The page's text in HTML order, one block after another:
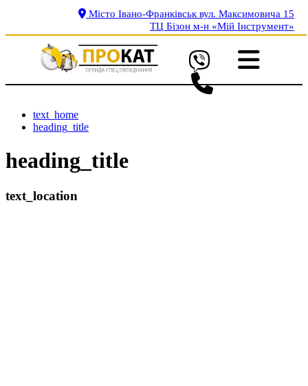
Місто Івано-Франківськ вул. Максимовича 15
ТЦ Бізон м-н «Мій Інструмент»
text_home
heading_title
heading_title
text_location